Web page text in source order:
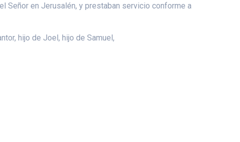
Señor en Jerusalén, y prestaban servicio conforme a
hijo de Joel, hijo de Samuel,